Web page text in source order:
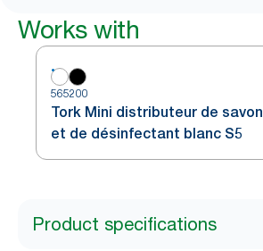
Works with
565200
Tork Mini distributeur de savon
et de désinfectant blanc S5
Product specifications